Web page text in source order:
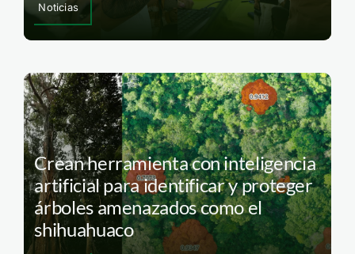
Noticias
Crean herramienta con inteligencia
artificial para identificar y proteger
árboles amenazados como el
shihuahuaco